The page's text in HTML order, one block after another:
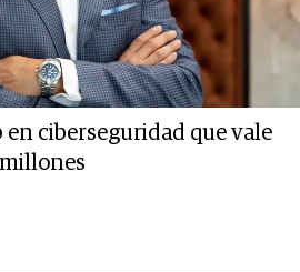
en ciberseguridad que vale